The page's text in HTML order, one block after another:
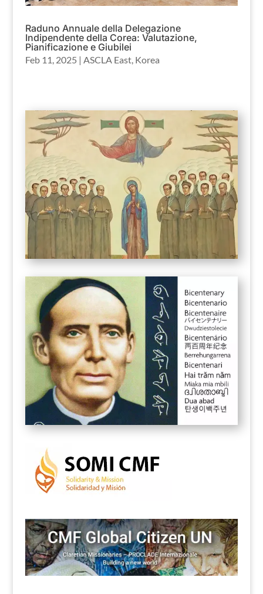
Raduno Annuale della Delegazione
Indipendente della Corea: Valutazione,
Pianificazione e Giubilei
Feb 11, 2025 | ASCLA East, Korea